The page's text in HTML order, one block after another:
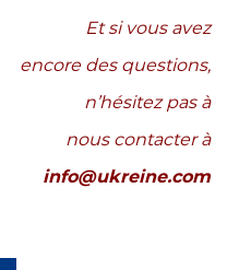
Et si vous avez
encore des questions,
n’hésitez pas à
nous contacter à
info@ukreine.com